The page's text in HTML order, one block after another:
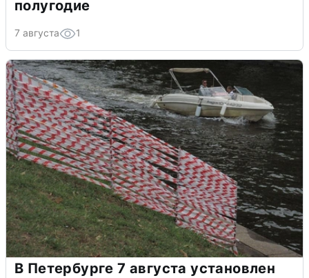
полугодие
7 августа 1
В Петербурге 7 августа установлен